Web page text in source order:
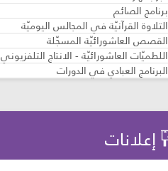
برنامج الصائم
التلاوة القرآنيّة في المجالس اليوميّة
القصص العاشورائيّة المسجّلة
اللطميّات العاشورائيّة - الانتاج التلفزيوني
البرنامج العبادي في الدورات
إعلانات